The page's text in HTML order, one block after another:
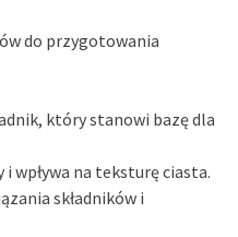
do przygotowania
który stanowi bazę dla
i wpływa na teksturę ciasta.
składników i